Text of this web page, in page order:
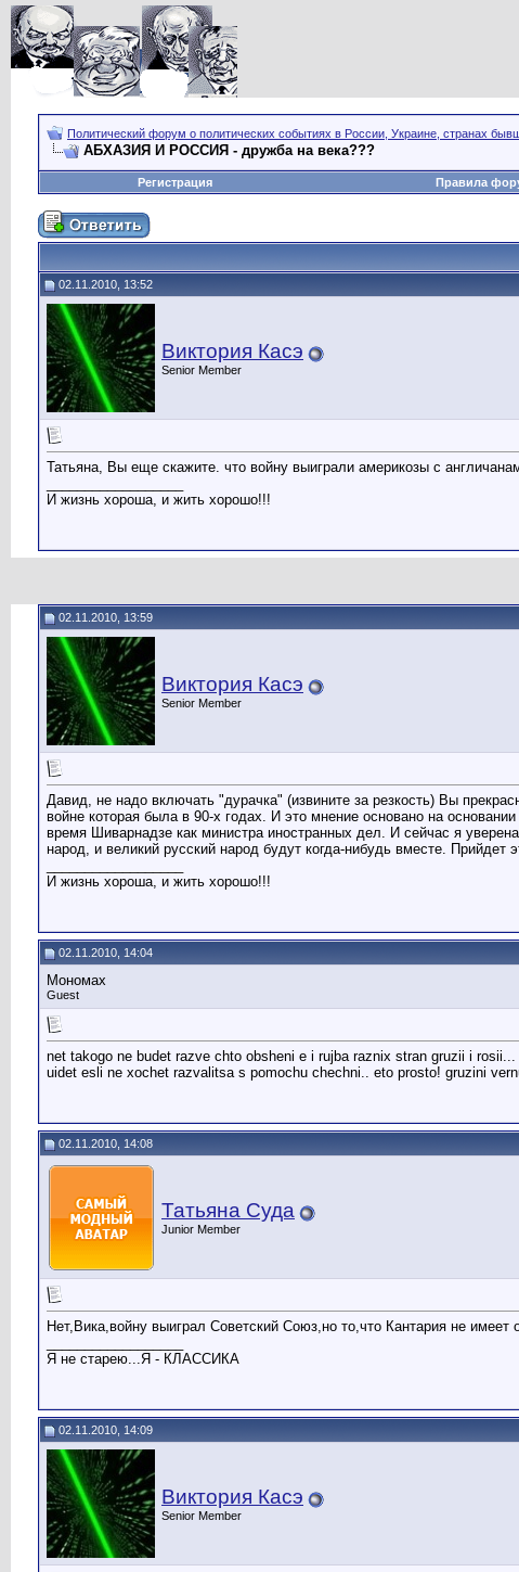
Политический форум о политических событиях в России, Украине, странах
АБХАЗИЯ И РОССИЯ - дружба на века???
Регистрация Правила
02.11.2010, 13:52
Виктория Касэ
Senior Member
Татьяна, Вы еще скажите. что войну выиграли америкозы с
И жизнь хороша, и жить хорошо!!!
02.11.2010, 13:59
Виктория Касэ
Senior Member
Давид, не надо включать "дурачка" (извините за резкость) Вы
войне которая была в 90-х годах. И это мнение основано на
время Шиварнадзе как министра иностранных дел. И сейчас я
народ, и великий русский народ будут когда-нибудь вместе. Прийдет
И жизнь хороша, и жить хорошо!!!
02.11.2010, 14:04
Мономах
Guest
net takogo ne budet razve chto obsheni e i rujba raznix stran gruzii i
uidet esli ne xochet razvalitsa s pomochu chechni.. eto prosto! gruzini
02.11.2010, 14:08
Татьяна Суда
Junior Member
Нет,Вика,войну выиграл Советский Союз,но то,что Кантария не
Я не старею...Я - КЛАССИКА
02.11.2010, 14:09
Виктория Касэ
Senior Member